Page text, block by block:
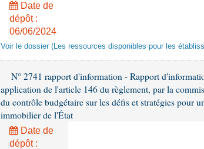
Date de
dépôt :
06/06/2024
Voir le dossier (Les ressources disponibles pour les
N° 2741 rapport d'information - Rapport
application de l'article 146 du règlement, par la
du contrôle budgétaire sur les défis et stratégies pour
immobilier de l'État
Date de
dépôt :